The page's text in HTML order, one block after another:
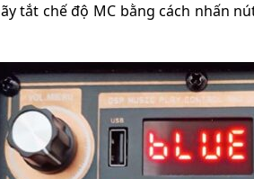
tắt chế độ MC bằng cách nhấn